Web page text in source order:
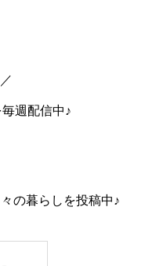
週配信中♪
の暮らしを投稿中♪